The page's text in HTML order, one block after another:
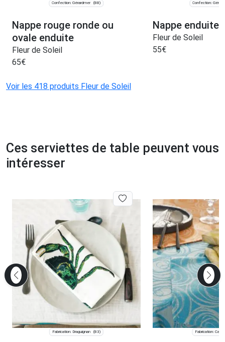
Confection: Gérardmer (88)
Nappe rouge ronde ou
ovale enduite
Fleur de Soleil
65€
Confection:
Nappe enduite
Fleur de Soleil
55€
Voir les 418 produits Fleur de Soleil
Ces serviettes de table peuvent vous
intéresser
Fabrication: Draguignan (83) Fabrication: